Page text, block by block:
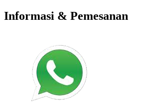
Informasi & Pemesanan